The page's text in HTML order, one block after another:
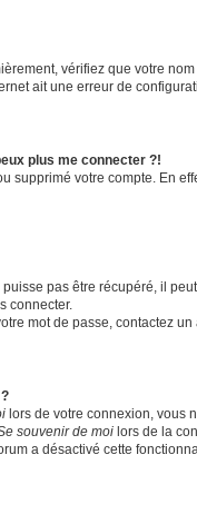
vérifiez que votre
ait une erreur de
plus me connecter ?!
supprimé votre compte.
pas être récupéré, il
connecter.
mot de passe, contactez
lors de votre connexion, vous
souvenir de moi lors de la
a désactivé cette